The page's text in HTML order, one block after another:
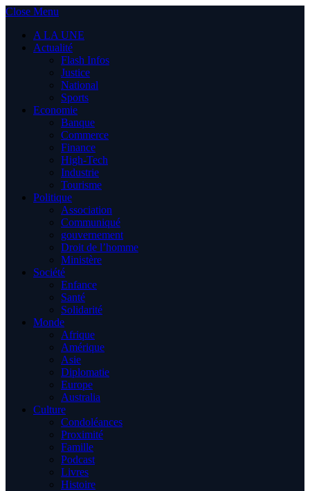
Close Menu
A LA UNE
Actualité
Flash Infos
Justice
National
Sports
Economie
Banque
Commerce
Finance
High-Tech
Industrie
Tourisme
Politique
Association
Communiqué
gouvernement
Droit de l’homme
Ministère
Société
Enfance
Santé
Solidarité
Monde
Afrique
Amérique
Asie
Diplomatie
Europe
Australia
Culture
Condoléances
Proximité
Famille
Podcast
Livres
Histoire